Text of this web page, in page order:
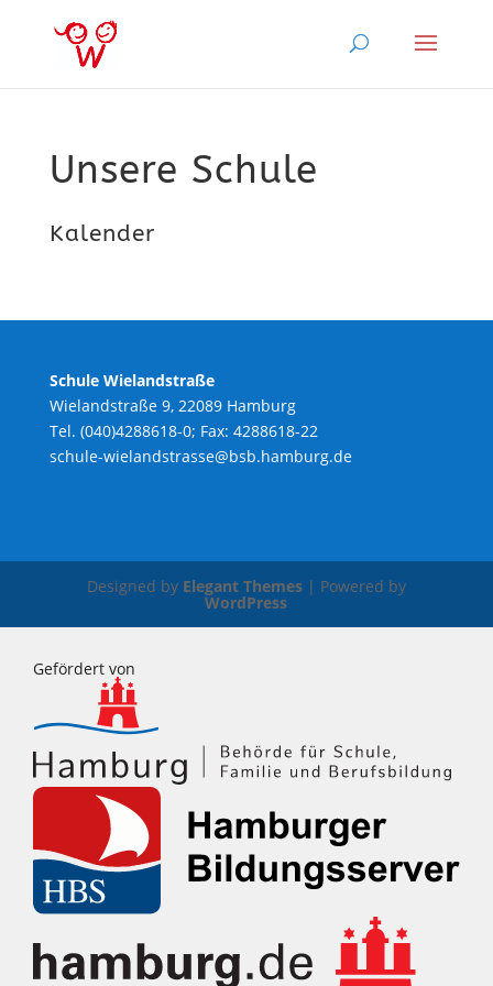
Unsere Schule
Kalender
Schule Wielandstraße
Wielandstraße 9, 22089 Hamburg
Tel. (040)4288618-0; Fax: 4288618-22
schule-wielandstrasse@bsb.hamburg.de
Designed by Elegant Themes| Powered by
WordPress
Gefördert von